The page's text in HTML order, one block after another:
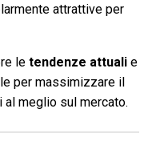
attrattive per
le tendenze attuali e
per massimizzare il
meglio sul mercato.